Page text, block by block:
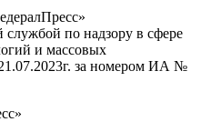
службой по надзору в сфере
и массовых
за номером ИА №